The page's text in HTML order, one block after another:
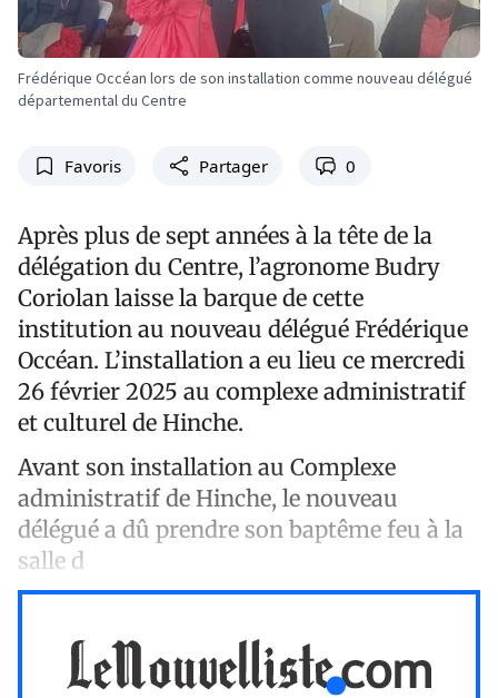
Frédérique Occéan lors de son installation comme nouveau délégué
départemental du Centre
Favoris Partager 0
Après plus de sept années à la tête de la
délégation du Centre, l’agronome Budry
Coriolan laisse la barque de cette
institution au nouveau délégué Frédérique
Occéan. L’installation a eu lieu ce mercredi
26 février 2025 au complexe administratif
et culturel de Hinche.
Avant son installation au Complexe
administratif de Hinche, le nouveau
délégué a dû prendre son baptême feu à la
salle d